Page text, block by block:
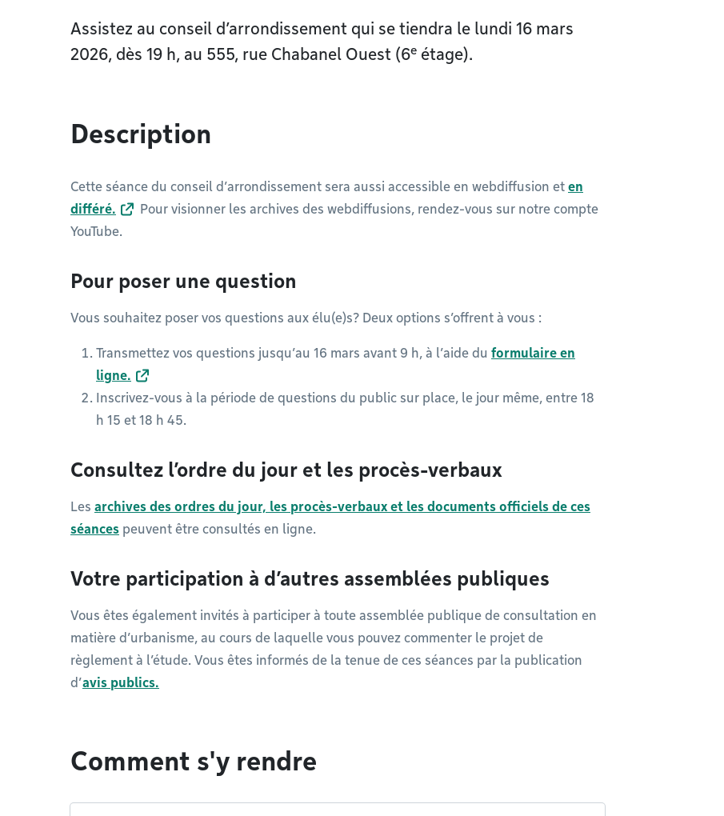
Assistez au conseil d’arrondissement qui se tiendra le lundi 16 mars
2026, dès 19 h, au 555, rue Chabanel Ouest (6e étage).
Description
Cette séance du conseil d’arrondissement sera aussi accessible en webdiffusion et en
différé.
Pour visionner les archives des webdiffusions, rendez-vous sur notre compte
YouTube.
Pour poser une question
Vous souhaitez poser vos questions aux élu(e)s? Deux options s’offrent à vous :
Transmettez vos questions jusqu’au 16 mars avant 9 h, à l’aide du formulaire en
ligne.
Inscrivez-vous à la période de questions du public sur place, le jour même, entre 18
h 15 et 18 h 45.
Consultez l’ordre du jour et les procès-verbaux
Les archives des ordres du jour, les procès-verbaux et les documents officiels de ces
séances peuvent être consultés en ligne.
Votre participation à d’autres assemblées publiques
Vous êtes également invités à participer à toute assemblée publique de consultation en
matière d’urbanisme, au cours de laquelle vous pouvez commenter le projet de
règlement à l’étude. Vous êtes informés de la tenue de ces séances par la publication
d’avis publics.
Comment s'y rendre